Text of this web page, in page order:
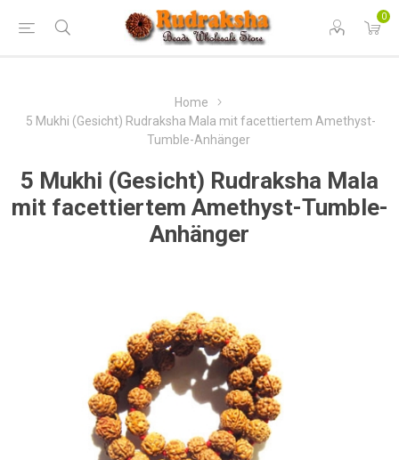
0
Home
5 Mukhi (Gesicht) Rudraksha Mala mit facettiertem Amethyst-
Tumble-Anhänger
5 Mukhi (Gesicht) Rudraksha Mala
mit facettiertem Amethyst-Tumble-
Anhänger